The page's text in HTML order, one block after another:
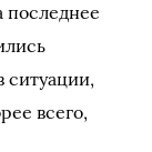
последнее
ситуации,
всего,